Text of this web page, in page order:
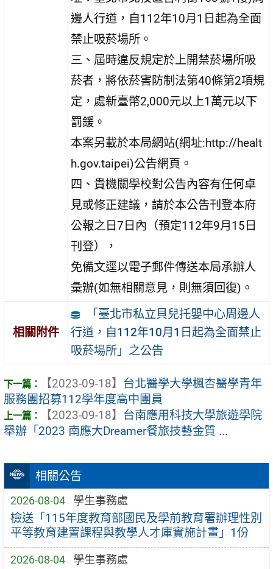
相關公告
2026-08-04 學生事務處
檢送「115年度教育部國民及學前教育署辦理性別
平等教育建置課程與教學人才庫實施計畫」1份
2026-08-04 學生事務處
邊人行道，自112年10月1日起為全面
禁止吸菸場所。
三、屆時違反規定於上開禁菸場所吸
菸者，將依菸害防制法第40條第2項規
定，處新臺幣2,000元以上1萬元以下
罰鍰。
本案另載於本局網站(網址:http://healt
h.gov.taipei)公告網頁。
四、貴機關學校對公告內容有任何卓
見或修正建議，請於本公告刊登本府
公報之日7日內（預定112年9月15日
刊登），
免備文逕以電子郵件傳送本局承辦人
彙辦(如無相關意見，則無須回復)。
相關附件
「臺北市私立貝兒托嬰中心周邊人
行道，自112年10月1日起為全面禁止
吸菸場所」之公告
【2023-09-18】 台北醫學大學楓杏醫學青年
服務團招募112學年度高中團員
【2023-09-18】 台南應用科技大學旅遊學院
舉辦「2023 南應大Dreamer餐旅技藝金質 ...